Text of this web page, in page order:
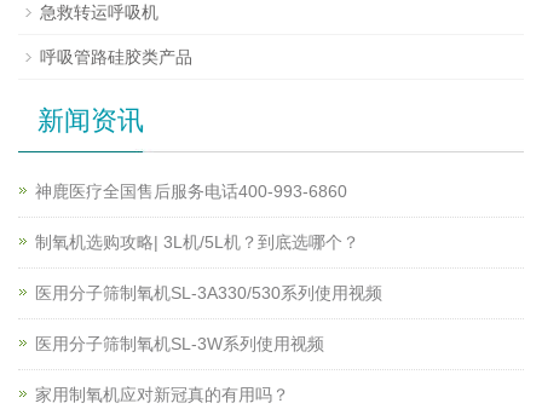
急救转运呼吸机
呼吸管路硅胶类产品
新闻资讯
神鹿医疗全国售后服务电话400-993-6860
制氧机选购攻略| 3L机/5L机？到底选哪个？
医用分子筛制氧机SL-3A330/530系列使用视频
医用分子筛制氧机SL-3W系列使用视频
家用制氧机应对新冠真的有用吗？